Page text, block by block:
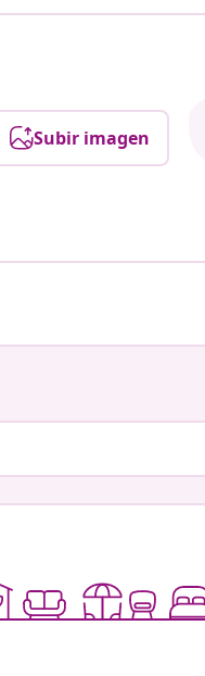
Subir imagen